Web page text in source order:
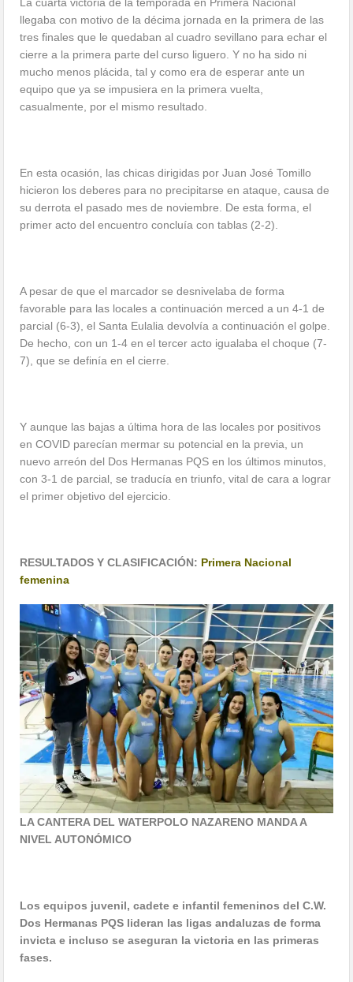
llegaba con motivo de la décima jornada en la primera de las
tres finales que le quedaban al cuadro sevillano para echar el
cierre a la primera parte del curso liguero. Y no ha sido ni
mucho menos plácida, tal y como era de esperar ante un
equipo que ya se impusiera en la primera vuelta,
casualmente, por el mismo resultado.
En esta ocasión, las chicas dirigidas por Juan José Tomillo
hicieron los deberes para no precipitarse en ataque, causa de
su derrota el pasado mes de noviembre. De esta forma, el
primer acto del encuentro concluía con tablas (2-2).
A pesar de que el marcador se desnivelaba de forma
favorable para las locales a continuación merced a un 4-1 de
parcial (6-3), el Santa Eulalia devolvía a continuación el golpe.
De hecho, con un 1-4 en el tercer acto igualaba el choque (7-
7), que se definía en el cierre.
Y aunque las bajas a última hora de las locales por positivos
en COVID parecían mermar su potencial en la previa, un
nuevo arreón del Dos Hermanas PQS en los últimos minutos,
con 3-1 de parcial, se traducía en triunfo, vital de cara a lograr
el primer objetivo del ejercicio.
RESULTADOS Y CLASIFICACIÓN: Primera Nacional
femenina
LA CANTERA DEL WATERPOLO NAZARENO MANDA A
NIVEL AUTONÓMICO
Los equipos juvenil, cadete e infantil femeninos del C.W.
Dos Hermanas PQS lideran las ligas andaluzas de forma
invicta e incluso se aseguran la victoria en las primeras
fases.